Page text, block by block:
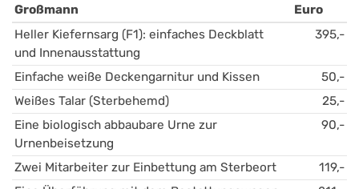
Großmann
Euro
Heller Kiefernsarg (F1): einfaches Deckblatt
und Innenausstattung
395,-
Einfache weiße Deckengarnitur und Kissen
50,-
Weißes Talar (Sterbehemd)
25,-
Eine biologisch abbaubare Urne zur
Urnenbeisetzung
90,-
Zwei Mitarbeiter zur Einbettung am Sterbeort
119,-